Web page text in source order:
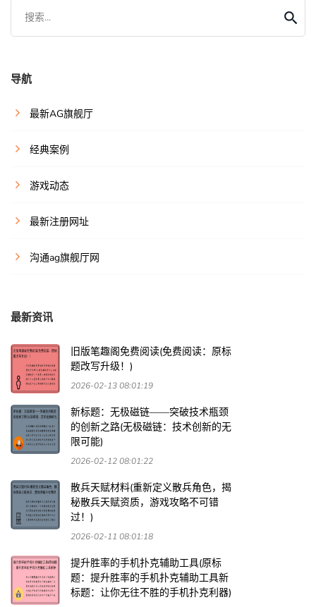
搜索...
导航
最新AG旗舰厅
经典案例
游戏动态
最新注册网址
沟通ag旗舰厅网
最新资讯
旧版笔趣阁免费阅读(免费阅读：原标
题改写升级！)
2026-02-13 08:01:19
新标题：无极磁链——突破技术瓶颈
的创新之路(无极磁链：技术创新的无
限可能)
2026-02-12 08:01:22
散兵天赋材料(重新定义散兵角色，揭
秘散兵天赋资质，游戏攻略不可错
过！)
2026-02-11 08:01:18
提升胜率的手机扑克辅助工具(原标
题：提升胜率的手机扑克辅助工具新
标题：让你无往不胜的手机扑克利器)